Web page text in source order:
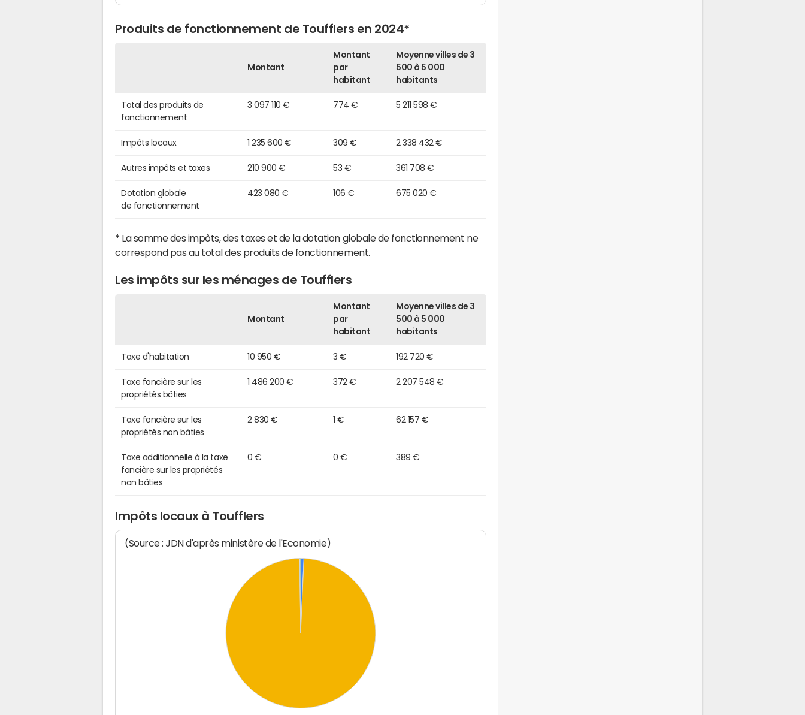
Produits de fonctionnement de Toufflers en 2024*
Montant
Montant
par
habitant
Moyenne villes de 3
500 à 5 000
habitants
Total des produits de
fonctionnement
3 097 110 € 774 € 5 211 598 €
Impôts locaux 1 235 600 € 309 € 2 338 432 €
Autres impôts et taxes 210 900 € 53 € 361 708 €
Dotation globale
de fonctionnement
423 080 € 106 € 675 020 €
* La somme des impôts, des taxes et de la dotation globale de fonctionnement ne
correspond pas au total des produits de fonctionnement.
Les impôts sur les ménages de Toufflers
Montant
Montant
par
habitant
Moyenne villes de 3
500 à 5 000
habitants
Taxe d'habitation 10 950 € 3 € 192 720 €
Taxe foncière sur les
propriétés bâties
1 486 200 € 372 € 2 207 548 €
Taxe foncière sur les
propriétés non bâties
2 830 € 1 € 62 157 €
Taxe additionnelle à la taxe
foncière sur les propriétés
non bâties
0 € 0 € 389 €
Impôts locaux à Toufflers
(Source : JDN d'après ministère de l'Economie)